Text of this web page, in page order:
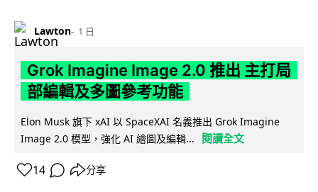
Lawton 1 日
Grok Imagine Image 2.0 推出 主打局
部編輯及多圖參考功能
Elon Musk 旗下 xAI 以 SpaceXAI 名義推出 Grok Imagine
Image 2.0 模型，強化 AI 繪圖及編輯...
閱讀全文
14 分享